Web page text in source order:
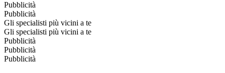
Pubblicità
Pubblicità
Gli specialisti più vicini a te
Gli specialisti più vicini a te
Pubblicità
Pubblicità
Pubblicità